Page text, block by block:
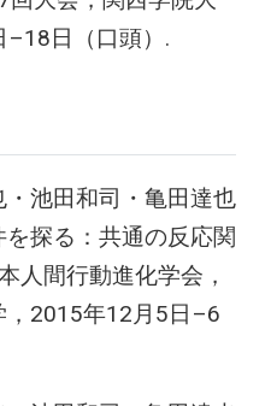
日（口頭）.
池田和司・亀田達也
を探る：共通の反応関
人間行動進化学会，
，2015年12月5日–6